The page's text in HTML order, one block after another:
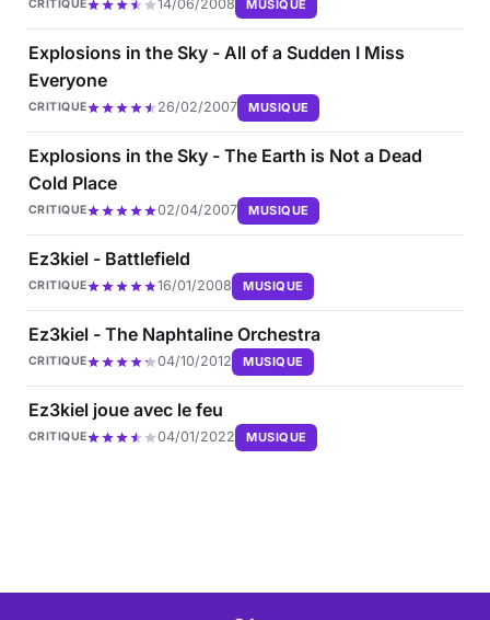
CRITIQUE 14/06/2008 MUSIQUE
Explosions in the Sky - All of a Sudden I Miss
Everyone
CRITIQUE 26/02/2007 MUSIQUE
Explosions in the Sky - The Earth is Not a Dead
Cold Place
CRITIQUE 02/04/2007 MUSIQUE
Ez3kiel - Battlefield
CRITIQUE 16/01/2008 MUSIQUE
Ez3kiel - The Naphtaline Orchestra
CRITIQUE 04/10/2012 MUSIQUE
Ez3kiel joue avec le feu
CRITIQUE 04/01/2022 MUSIQUE